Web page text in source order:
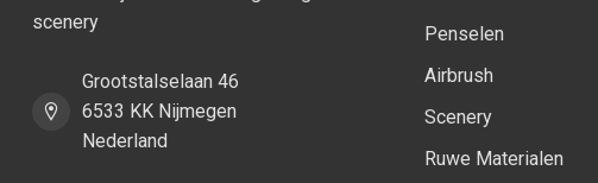
scenery
Grootstalselaan 46
6533 KK Nijmegen
Nederland
Penselen
Airbrush
Scenery
Ruwe Materialen